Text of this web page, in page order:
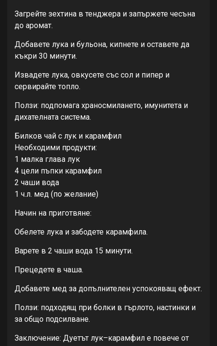
Загрейте зехтина в тенджера и запържете чесъна
до аромат.
Добавете лука и бульона, кипнете и оставете да
къкри 30 минути.
Извадете лука, овкусете със сол и пипер и
сервирайте топло.
Ползи: подпомага храносмилането, имунитета и
дихателната система.
Билков чай с лук и карамфил
Необходими продукти:
1 малка глава лук
4 цели пъпки карамфил
2 чаши вода
1 ч.л. мед (по желание)
Начин на приготвяне:
Обелете лука и забодете карамфила.
Варете в 2 чаши вода 15 минути.
Прецедете в чаша.
Добавете мед за допълнителен успокояващ ефект.
Ползи: подходящ при болки в гърлото, настинки и
за общо подсилване.
Заключение: Дуетът лук–карамфил е повече от